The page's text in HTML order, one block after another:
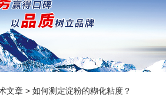
文章 >如何测定淀粉的糊化粘度？